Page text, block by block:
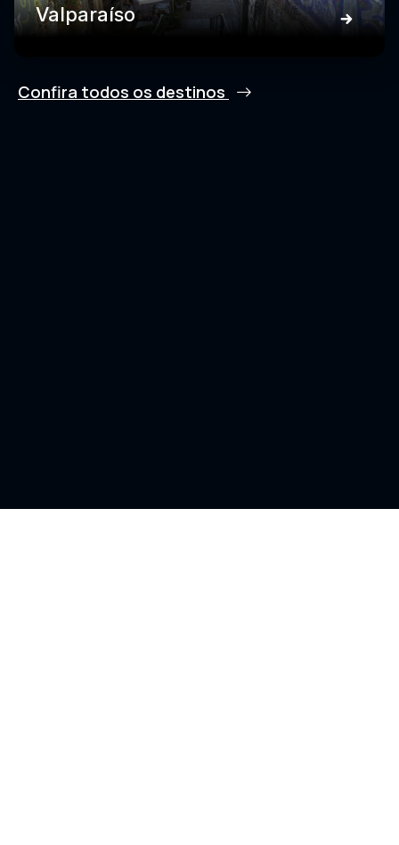
Valparaíso
Confira todos os destinos